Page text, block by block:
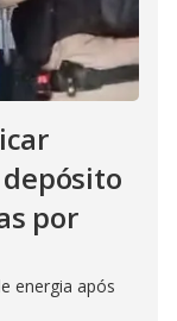
por
energia após